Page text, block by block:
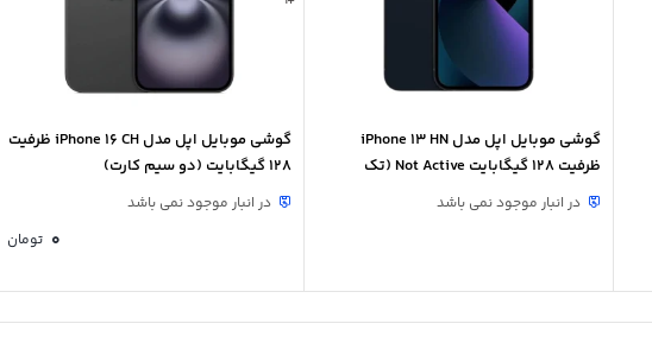
گوشی موبایل اپل مدل iPhone 13 HN
ظرفیت 128 گیگابایت Not Active (تک
سیمکارت)
در انبار موجود نمی باشد
گوشی موبایل اپل مدل iPhone 16 CH ظرفیت
128 گیگابایت (دو سیم کارت)
در انبار موجود نمی باشد
0 تومان